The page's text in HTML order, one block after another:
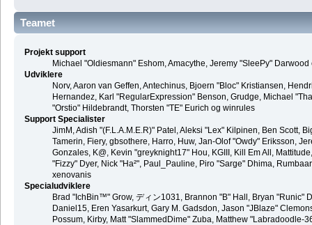
Teamet
Projekt support
Michael "Oldiesmann" Eshom, Amacythe, Jeremy "SleePy"
Udviklere
Norv, Aaron van Geffen, Antechinus, Bjoern "Bloc" Kristiansen,
Hernandez, Karl "RegularExpression" Benson, Grudge, Michael
"Orstio" Hildebrandt, Thorsten "TE" Eurich og winrules
Support Specialister
JimM, Adish "(F.L.A.M.E.R)" Patel, Aleksi "Lex" Kilpinen, Ben Scott,
Tamerin, Fiery, gbsothere, Harro, Huw, Jan-Olof "Owdy" Eriksson,
Gonzales, K@, Kevin "greyknight17" Hou, KGIII, Kill Em All,
"Fizzy" Dyer, Nick "Ha²", Paul_Pauline, Piro "Sarge" Dhima,
xenovanis
Specialudviklere
Brad "IchBin™" Grow, ディン1031, Brannon "B" Hall, Bryan "Runic"
Daniel15, Eren Yasarkurt, Gary M. Gadsdon, Jason "JBlaze"
Possum, Kirby, Matt "SlammedDime" Zuba, Matthew "Labradoodle-